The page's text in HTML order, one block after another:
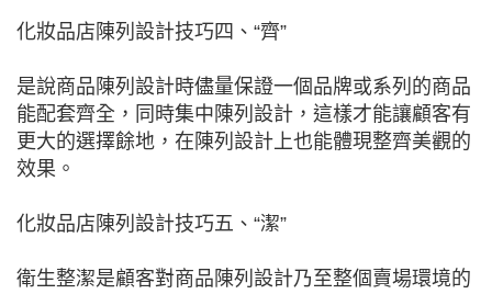
化妝品店陳列設計技巧四、“齊”
是說商品陳列設計時儘量保證一個品牌或系列的商品
能配套齊全，同時集中陳列設計，這樣才能讓顧客有
更大的選擇餘地，在陳列設計上也能體現整齊美觀的
效果。
化妝品店陳列設計技巧五、“潔”
衛生整潔是顧客對商品陳列設計乃至整個賣場環境的